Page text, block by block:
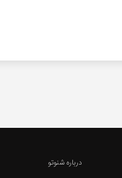
درباره شنوتو